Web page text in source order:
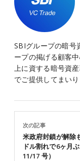
SBIグループの暗号
ープの掲げる顧客
上に資する暗号資
でご提供してまいり
次の記事
米政府封鎖が解除
ドル割れで6ヶ月
11/17 号）